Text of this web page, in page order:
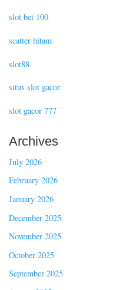
slot bet 100
scatter hitam
slot88
situs slot gacor
slot gacor 777
Archives
July 2026
February 2026
January 2026
December 2025
November 2025
October 2025
September 2025